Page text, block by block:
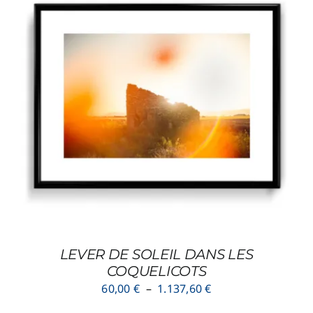
à
948,00 €
CHOIX DES OPTIONS
PRODUIT
A
PLUSIEURS
VARIATIONS.
OPTIONS
SUR
LA
PAGE
DU
/
LEVER DE SOLEIL DANS LES
COQUELICOTS
60,00 € – 1.137,60€Plage